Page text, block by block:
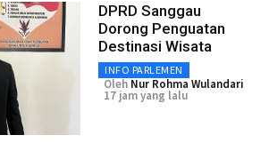
DPRD Sanggau
Dorong Penguatan
Destinasi Wisata
INFO PARLEMEN
Oleh Nur Rohma Wulandari
17 jam yang lalu